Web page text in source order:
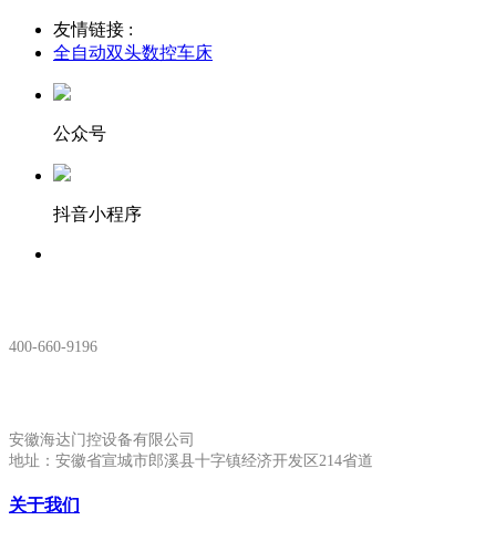
友情链接 :
全自动双头数控车床
公众号
抖音小程序
400-660-9196
安徽海达门控设备有限公司
地址：安徽省宣城市郎溪县十字镇经济开发区214省道
关于我们